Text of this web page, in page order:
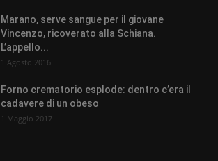
Marano, serve sangue per il giovane
Vincenzo, ricoverato alla Schiana.
L’appello...
1 Agosto 2016
Forno crematorio esplode: dentro c’era il
cadavere di un obeso
1 Maggio 2017